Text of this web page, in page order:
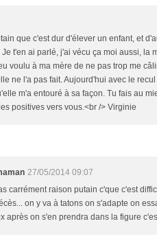
que c'est dur d'élever un enfant, et
t'en ai parlé, j'ai vécu ça moi aussi, la
voulu à ma mère de ne pas trop me
ne l'a pas fait. Aujourd'hui avec le
m'a entouré à sa façon. Tu fais au
positives vers vous.<br /> Virginie
27/05/2014 09:07
carrément raison putain c'que c'est
on y va à tatons on s'adapte on
après on s'en prendra dans la figure